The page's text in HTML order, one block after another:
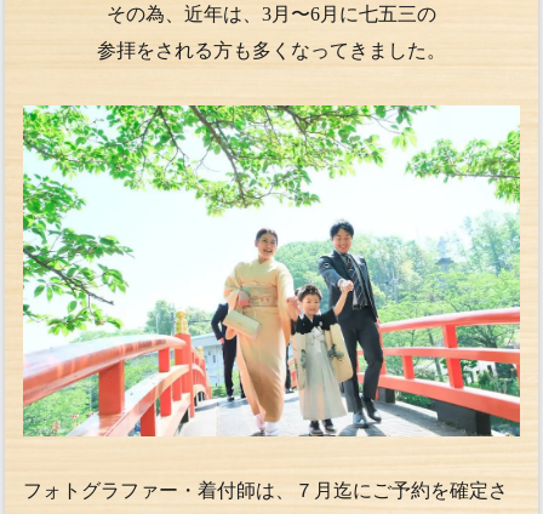
その為、近年は、3月〜6月に七五三の
参拝をされる方も多くなってきました。
フォトグラファー・着付師は、７月迄にご予約を確定さ